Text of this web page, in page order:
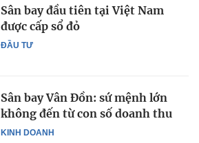
ĐẦU TƯ
Sân bay đầu tiên tại Việt Nam
được cấp sổ đỏ
KINH DOANH
Sân bay Vân Đồn: sứ mệnh lớn
không đến từ con số doanh thu